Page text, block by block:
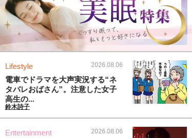
Lifestyle 2026.08.06
電車でドラマを大声実況する“ネ
タバレおばさん”。注意した女子
高生の...
鈴木詩子
Entertainment 2026.08.06